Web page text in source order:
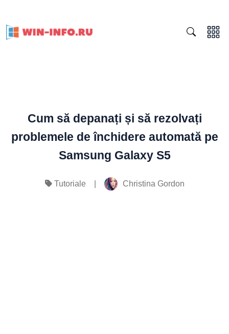
Cum să depanați și să rezolvați
problemele de închidere automată pe
Samsung Galaxy S5
Tutoriale Christina Gordon